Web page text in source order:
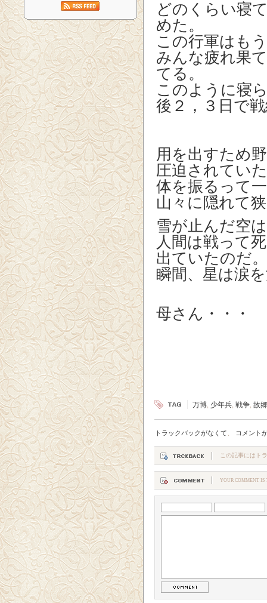
どのくらい寝
めた。
この行軍はも
みんな疲れ果
てる。
このように寝
後２，３日で
用を出すため
圧迫されてい
体を振るって
山々に隠れて
雪が止んだ空
人間は戦って
出ていたのだ。
瞬間、星は涙
母さん・・・
万博, 少年兵, 戦争, 故郷
トラックバックがなくて コメント
この記事にはト
YOUR COMMENT IS